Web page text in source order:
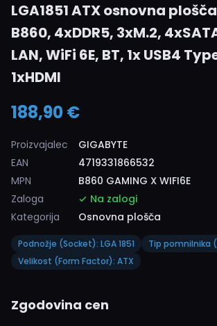
LGA1851 ATX osnovna
B860, 4xDDR5, 3xM.2,
LAN, WiFi 6E, BT, 1x USB4
1xHDMI
188,90 €
Proizvajalec
GIGABYTE
EAN
4719331866532
MPN
B860 GAMING X WIFI6E
Zaloga
Na zalogi
Kategorija
Osnovna plošča
Podnožje (Socket): LGA 1851
Tip pomnilnika
Velikost (Form Factor): ATX
Zgodovina cen